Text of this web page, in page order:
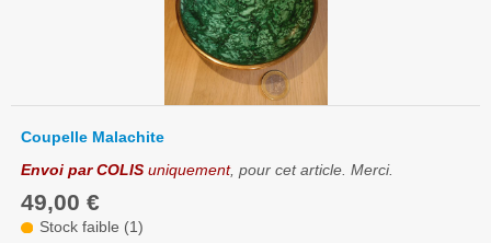
Coupelle Malachite
Envoi par COLIS uniquement, pour cet article. Merci.
49,00 €
Stock faible (1)